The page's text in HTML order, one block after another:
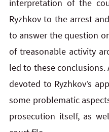
interpretation of the
Ryzhkov to the arrest
to answer the question
of treasonable activity
led to these
devoted to Ryzhkov’s
some problematic
prosecution itself, as